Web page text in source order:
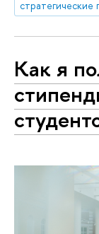
стратегические
Как я